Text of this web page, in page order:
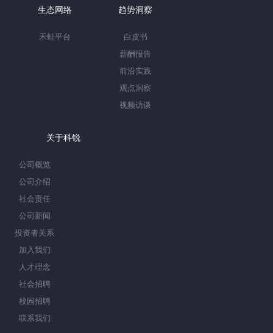
生态网络
禾蛙平台
趋势洞察
白皮书
薪酬报告
前沿实践
观点洞察
视频访谈
关于科锐
公司概览
公司介绍
社会责任
公司新闻
投资者关系
加入我们
人才理念
社会招聘
校园招聘
联系我们